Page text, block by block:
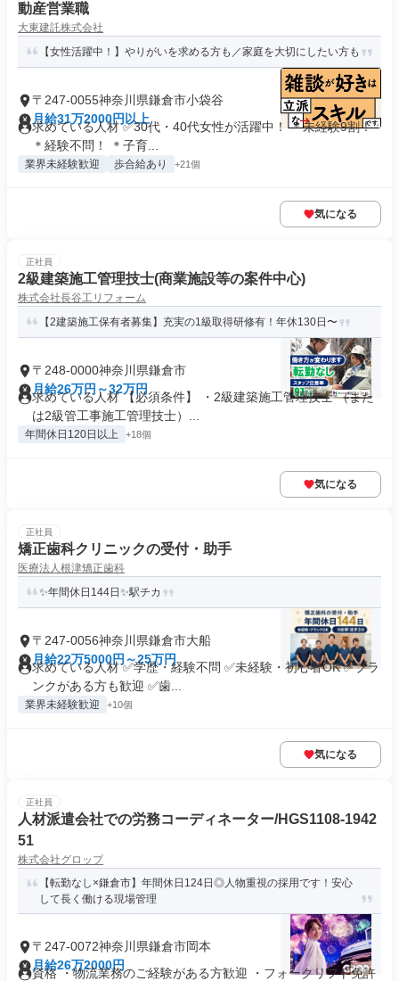
動産営業職
大東建託株式会社
【女性活躍中！】やりがいを求める方も／家庭を大切にしたい方も
〒247-0055神奈川県鎌倉市小袋谷
月給31万2000円以上
求めている人材 ✅30代・40代女性が活躍中！ ＊未経験9割！
＊経験不問！ ＊子育...
業界未経験歓迎 歩合給あり +21個
気になる
正社員
2級建築施工管理技士(商業施設等の案件中心)
株式会社長谷工リフォーム
【2建築施工保有者募集】充実の1級取得研修有！年休130日〜
〒248-0000神奈川県鎌倉市
月給26万円～32万円
求めている人材 【必須条件】 ・2級建築施工管理技士 （また
は2級管工事施工管理技士）...
年間休日120日以上 +18個
気になる
正社員
矯正歯科クリニックの受付・助手
医療法人根津矯正歯科
✨年間休日144日✨駅チカ
〒247-0056神奈川県鎌倉市大船
月給22万5000円～25万円
求めている人材 ✅学歴・経験不問 ✅未経験・初心者OK ✅ブラ
ンクがある方も歓迎 ✅歯...
業界未経験歓迎 +10個
気になる
正社員
人材派遣会社での労務コーディネーター/HGS1108-1942
51
株式会社グロップ
【転勤なし×鎌倉市】年間休日124日◎人物重視の採用です！安心
して長く働ける現場管理
〒247-0072神奈川県鎌倉市岡本
月給26万2000円
資格 ・物流業務のご経験がある方歓迎 ・フォークリフト免許